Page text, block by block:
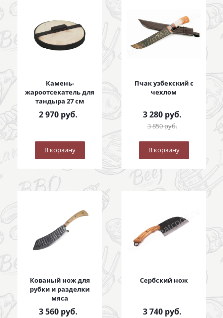
Камень-
жароотсекатель для
тандыра 27 см
2 970руб.
В корзину
Пчак узбекский с
чехлом
3 280руб.
3 850руб.
В корзину
Кованый нож для
рубки и разделки
мяса
3 560руб.
Сербский нож
3 740руб.